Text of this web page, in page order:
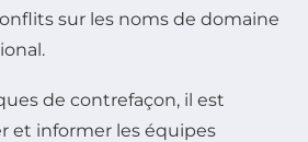
sur les noms de domaine
de contrefaçon, il est
et informer les équipes